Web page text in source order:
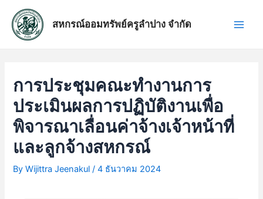
content
สหกรณ์ออมทรัพย์ครูลำปาง จำกัด
การประชุมคณะทำงานการ
ประเมินผลการปฏิบัติงานเพื่อ
พิจารณาเลื่อนค่าจ้างเจ้าหน้าที่
และลูกจ้างสหกรณ์
ByWijittra Jeenakul/4 ธันวาคม 2024
เรื่อง